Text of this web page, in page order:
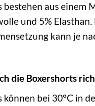
bestehen aus einem
und 5% Elasthan.
kann je
die Boxershorts
können bei 30°C in